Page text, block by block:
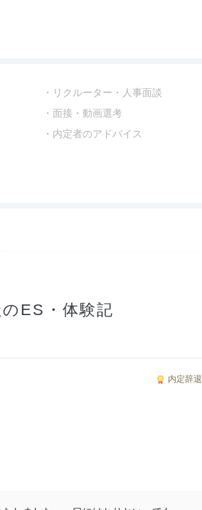
リクルーター・人事面談
面接・動画選考
内定者のアドバイス
ES・体験記
内定辞退